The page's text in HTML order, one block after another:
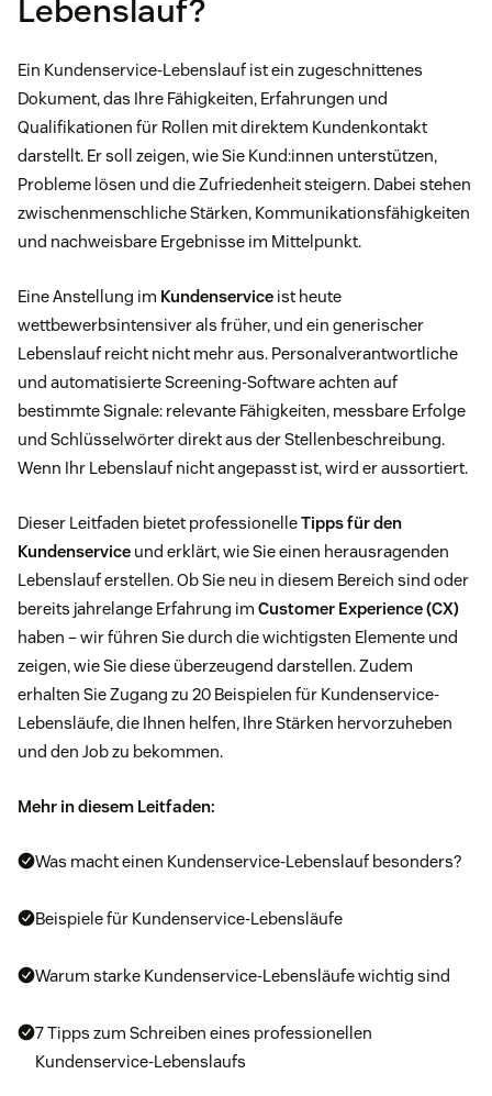
Lebenslauf?
Ein Kundenservice-Lebenslauf ist ein zugeschnittenes
Dokument, das Ihre Fähigkeiten, Erfahrungen und
Qualifikationen für Rollen mit direktem Kundenkontakt
darstellt. Er soll zeigen, wie Sie Kund:innen unterstützen,
Probleme lösen und die Zufriedenheit steigern. Dabei stehen
zwischenmenschliche Stärken, Kommunikationsfähigkeiten
und nachweisbare Ergebnisse im Mittelpunkt.
Eine Anstellung im Kundenservice ist heute
wettbewerbsintensiver als früher, und ein generischer
Lebenslauf reicht nicht mehr aus. Personalverantwortliche
und automatisierte Screening-Software achten auf
bestimmte Signale: relevante Fähigkeiten, messbare Erfolge
und Schlüsselwörter direkt aus der Stellenbeschreibung.
Wenn Ihr Lebenslauf nicht angepasst ist, wird er aussortiert.
Dieser Leitfaden bietet professionelleTipps für den
Kundenservice und erklärt, wie Sie einen herausragenden
Lebenslauf erstellen. Ob Sie neu in diesem Bereich sind oder
bereits jahrelange Erfahrung im Customer Experience (CX)
haben – wir führen Sie durch die wichtigsten Elemente und
zeigen, wie Sie diese überzeugend darstellen. Zudem
erhalten Sie Zugang zu 20 Beispielen für Kundenservice-
Lebensläufe, die Ihnen helfen, Ihre Stärken hervorzuheben
und den Job zu bekommen.
Mehr in diesem Leitfaden:
Was macht einen Kundenservice-Lebenslauf besonders?
Beispiele für Kundenservice-Lebensläufe
Warum starke Kundenservice-Lebensläufe wichtig sind
7 Tipps zum Schreiben eines professionellen
Kundenservice-Lebenslaufs